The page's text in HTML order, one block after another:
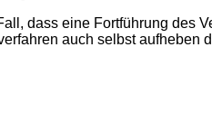
dass eine Fortführung
auch selbst aufheben